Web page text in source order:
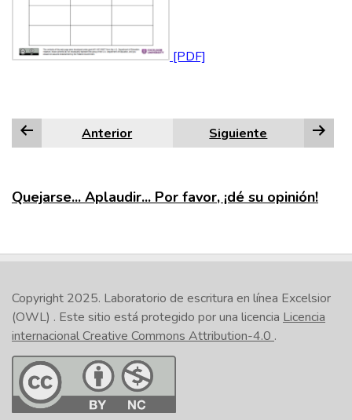
Anterior Siguiente
Quejarse... Aplaudir... Por favor, ¡dé su opinión!
Copyright 2025. Laboratorio de escritura en línea Excelsior
(OWL) . Este sitio está protegido por una licencia Licencia
internacional Creative Commons Attribution-4.0 .